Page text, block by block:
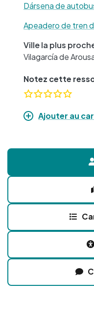
Dársena de
Apeadero de tren
Ville la plus
Vilagarcía de
Notez cette
Ajouter au